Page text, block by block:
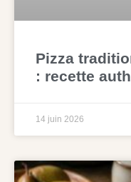
Pizza
: recette
14 juin 2026